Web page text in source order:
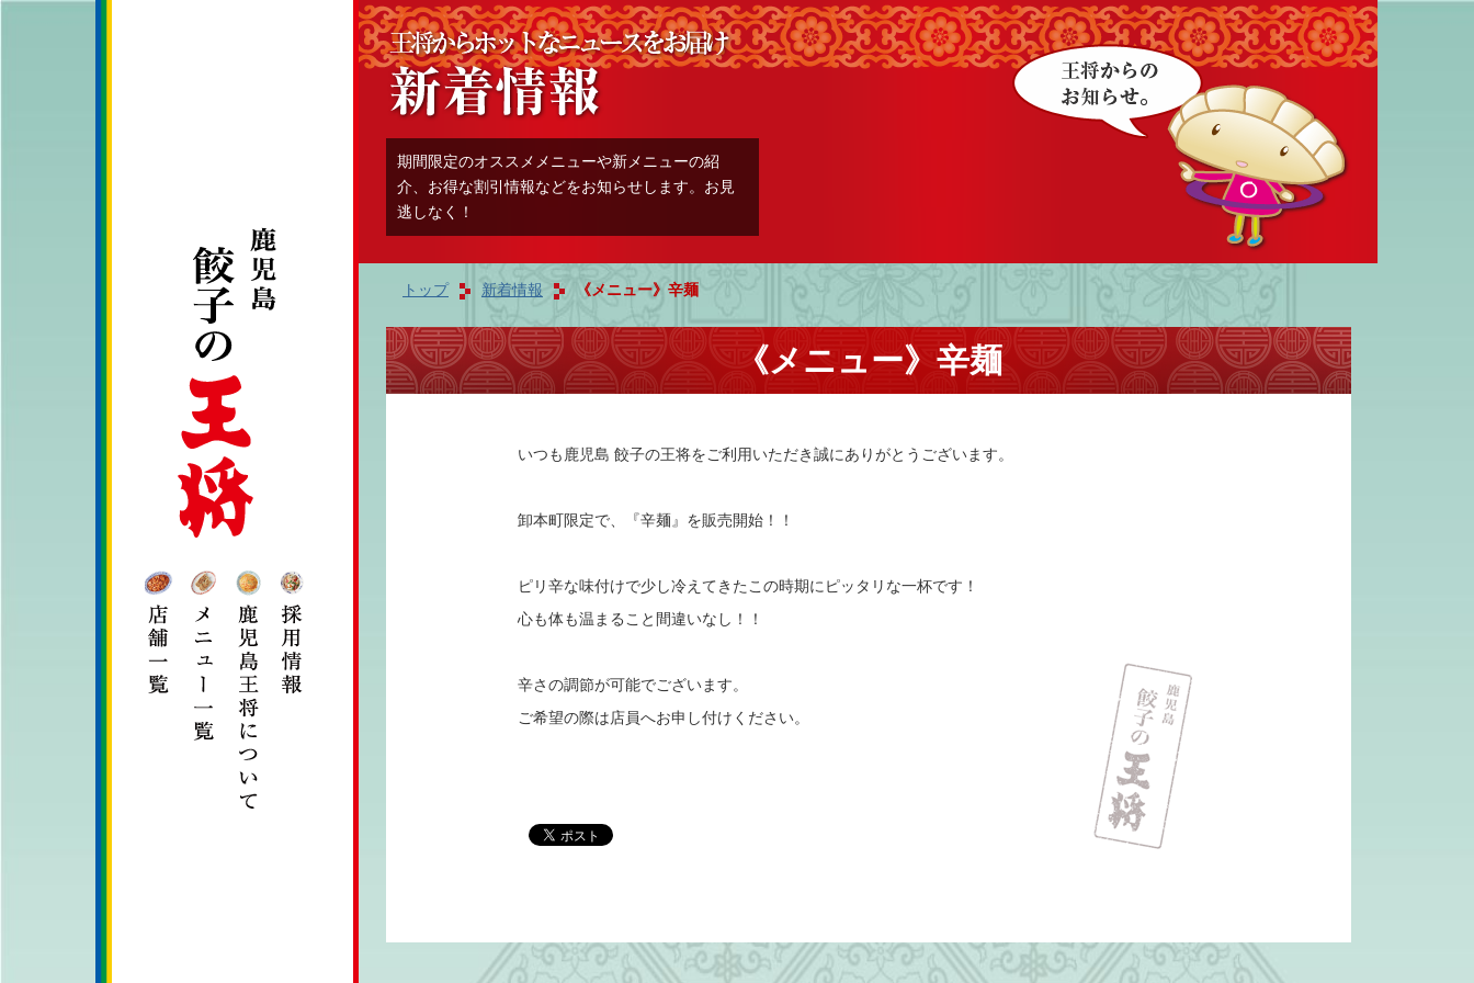
期間限定のオススメメニューや新メニューの紹
介、お得な割引情報などをお知らせします。お見
逃しなく！
トップ 新着情報 《メニュー》辛麺
《メニュー》辛麺
いつも鹿児島 餃子の王将をご利用いただき誠にありがとうございます。
卸本町限定で、『辛麺』を販売開始！！
ピリ辛な味付けで少し冷えてきたこの時期にピッタリな一杯です！
心も体も温まること間違いなし！！
辛さの調節が可能でございます。
ご希望の際は店員へお申し付けください。